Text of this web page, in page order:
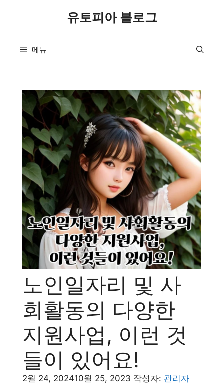
유토피아 블로그
메뉴
노인일자리 및 사
회활동의 다양한
지원사업, 이런 것
들이 있어요!
2월 24, 202410월 25, 2023 작성자: 관리자